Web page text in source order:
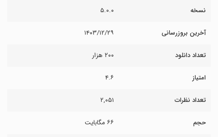
نسخه ۵.۰.۰
آخرین بروزرسانی ۱۴۰۳/۱۲/۲۹
تعداد دانلود ۲۰۰ هزار
امتیاز ۴.۶
تعداد نظرات ۲,۰۵۱
حجم ۶۶ مگابایت